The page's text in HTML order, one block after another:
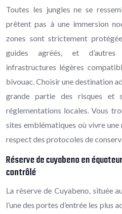
Toutes les jungles ne se
prêtent pas à une immersion
zones sont strictement
guides agréés, et
infrastructures légères
bivouac. Choisir une destination
grande partie des risques et
réglementations locales. Vous
sites emblématiques où vivre une
respect des protocoles de
Réserve de cuyabeno en
contrôlé
La réserve de Cuyabeno, située
l’une des portes d’entrée les plus